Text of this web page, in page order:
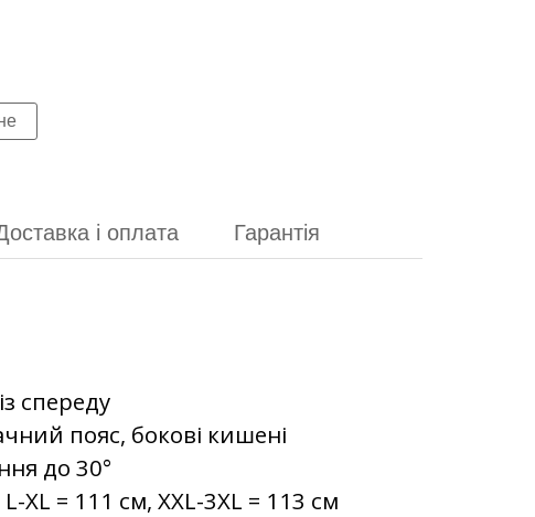
і оплата Гарантія
спереду
пояс, бокові кишені
до 30°
= 111 см, XXL-3XL = 113 см